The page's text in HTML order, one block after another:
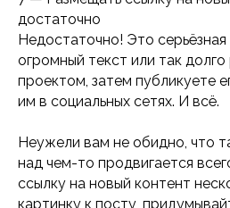
достаточно
Недостаточно! Это
огромный текст или так
проектом, затем публикуете
им в социальных сетях. И всё.
Неужели вам не обидно, что
над чем-то продвигается
ссылку на новый контент
картинку к посту,